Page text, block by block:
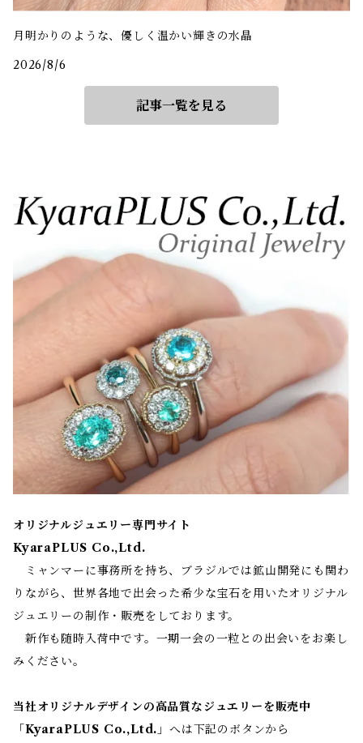
月明かりのような、優しく温かい輝きの水晶
2026/8/6
記事一覧を見る
オリジナルジュエリー専門サイト
KyaraPLUS Co.,Ltd.
ミャンマーに事務所を持ち、ブラジルでは鉱山開発にも関わ
りながら、世界各地で出会った希少な宝石を用いたオリジナル
ジュエリーの制作・販売をしております。
新作も随時入荷中です。一期一会の一粒との出会いをお楽し
みください。
当社オリジナルデザインの高品質なジュエリーを販売中
「KyaraPLUS Co.,Ltd. 」へは下記のボタンから